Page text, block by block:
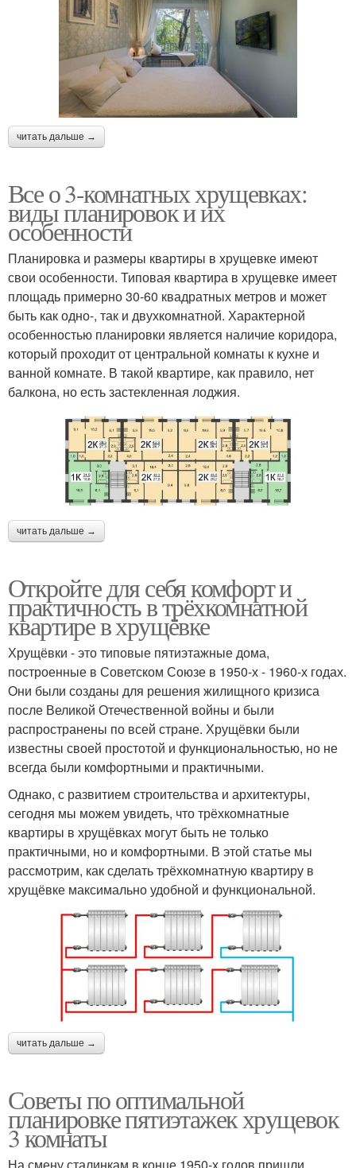
читать дальше →
Все о 3-комнатных хрущевках:
виды планировок и их
особенности
Планировка и размеры квартиры в хрущевке имеют
свои особенности. Типовая квартира в хрущевке имеет
площадь примерно 30-60 квадратных метров и может
быть как одно-, так и двухкомнатной. Характерной
особенностью планировки является наличие коридора,
который проходит от центральной комнаты к кухне и
ванной комнате. В такой квартире, как правило, нет
балкона, но есть застекленная лоджия.
читать дальше →
Откройте для себя комфорт и
практичность в трёхкомнатной
квартире в хрущёвке
Хрущёвки - это типовые пятиэтажные дома,
построенные в Советском Союзе в 1950-х - 1960-х годах.
Они были созданы для решения жилищного кризиса
после Великой Отечественной войны и были
распространены по всей стране. Хрущёвки были
известны своей простотой и функциональностью, но не
всегда были комфортными и практичными.
Однако, с развитием строительства и архитектуры,
сегодня мы можем увидеть, что трёхкомнатные
квартиры в хрущёвках могут быть не только
практичными, но и комфортными. В этой статье мы
рассмотрим, как сделать трёхкомнатную квартиру в
хрущёвке максимально удобной и функциональной.
читать дальше →
Советы по оптимальной
планировке пятиэтажек хрущевок
3 комнаты
На смену сталинкам в конце 1950-х годов пришли